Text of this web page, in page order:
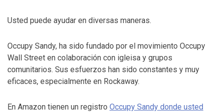
Usted puede ayudar en diversas maneras.
Occupy Sandy, ha sido fundado por el movimiento Occupy
Wall Street en colaboración con igleisa y grupos
comunitarios. Sus esfuerzos han sido constantes y muy
eficaces, especialmente en Rockaway.
En Amazon tienen un registro Occupy Sandy donde usted